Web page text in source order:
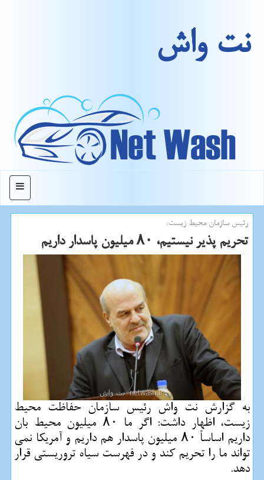
نت واش
منو
رئیس سازمان محیط زیست:
تحریم پذیر نیستیم، ۸۰ میلیون پاسدار داریم
به گزارش نت واش رئیس سازمان حفاظت محیط
زیست، اظهار داشت: اگر ما ۸۰ میلیون محیط بان
داریم اساساً ۸۰ میلیون پاسدار هم داریم و آمریكا نمی
تواند ما را تحریم كند و در فهرست سیاه تروریستی قرار
دهد.